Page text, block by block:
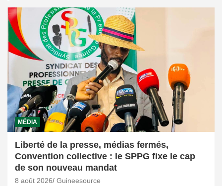
MÉDIA
Liberté de la presse, médias fermés,
Convention collective : le SPPG fixe le cap
de son nouveau mandat
8 août 2026 Guineesource